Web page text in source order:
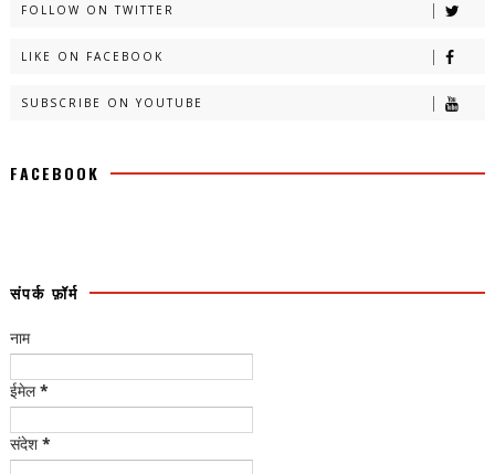
FOLLOW ON TWITTER
LIKE ON FACEBOOK
SUBSCRIBE ON YOUTUBE
FACEBOOK
संपर्क फ़ॉर्म
नाम
ईमेल*
संदेश *